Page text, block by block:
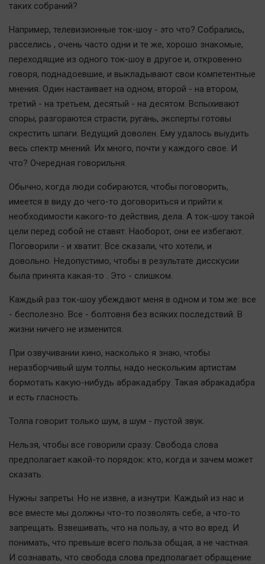
Новости компаний
Прогулки по городу Ч
Спецпроект
Статистика
Челябинск космический
Другие рубрики
English version
Online-консультация
Актуальная тема
Афиша
Блогеркуль
Быстрый медиазавод
Вирус чтения
Вкусное
Дети
Качество жизни
Обсуждаем
Отдых
Последняя инстанция
Светская жизнь
Тенденции
Точка на карте
таких собраний?
Например, телевизионные ток-шоу - это что? Собрались,
расселись , очень часто одни и те же, хорошо знакомые,
переходящие из одного ток-шоу в другое и, откровенно
говоря, поднадоевшие, и выкладывают свои компетентные
мнения. Один настаивает на одном, второй - на втором,
третий - на третьем, десятый - на десятом. Вспыхивают
споры, разгораются страсти, ругань, эксперты готовы
скрестить шпаги. Ведущий доволен. Ему удалось выудить
весь спектр мнений. Их много, почти у каждого свое. И
что? Очередная говорильня.
Обычно, когда люди собираются, чтобы поговорить,
имеется в виду до чего-то договориться и прийти к
необходимости какого-то действия, дела. А ток-шоу такой
цели перед собой не ставят. Наоборот, они ее избегают.
Поговорили - и хватит. Все сказали, что хотели, и
довольно. Недопустимо, чтобы в результате дисскусии
была принята какая-то . Это - слишком.
Каждый раз ток-шоу убеждают меня в одном и том же: все
- бесполезно. Все - болтовня без всяких последствий. В
жизни ничего не изменится.
При озвучивании кино, насколько я знаю, чтобы
неразборчивый шум толпы, надо нескольким артистам
бормотать какую-нибудь абракадабру. Такая абракадабра
и есть гласность.
Толпа говорит только шум, а шум - пустой звук.
Нельзя, чтобы все говорили сразу. Свобода слова
предполагает какой-то порядок: кто, когда и зачем может
сказать.
Нужны запреты. Но не извне, а изнутри. Каждый из нас и
все вместе мы должны что-то позволять себе, а что-то
запрещать. Взвешивать, что на пользу, а что во вред. И
понимать, что превыше всего польза общая, а не частная.
И сознавать, что свобода слова предполагает обращение